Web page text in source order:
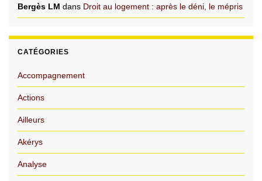
Bergès LM dans Droit au logement : après le déni, le mépris
CATÉGORIES
Accompagnement
Actions
Ailleurs
Akérys
Analyse